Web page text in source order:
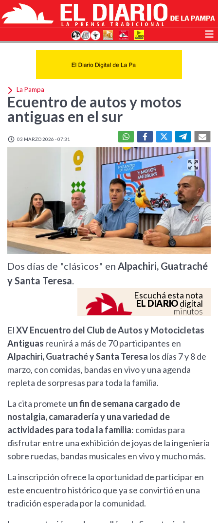
La Pampa
Ecuentro de autos y motos
antiguas en el sur
03 MARZO 2026 - 07:31
Dos días de "clásicos" en Alpachiri, Guatraché
y Santa Teresa.
Escuchá esta nota
EL DIARIOdigital
minutos
ElXV Encuentro del Club de Autos y Motocicletas
Antiguas reunirá a más de 70 participantes en
Alpachiri, Guatraché y Santa Teresa los días 7 y 8 de
marzo, con comidas, bandas en vivo y una agenda
repleta de sorpresas para toda la familia.
La cita promete un fin de semana cargado de
nostalgia, camaradería y una variedad de
actividades para toda la familia: comidas para
disfrutar entre una exhibición de joyas de la ingeniería
sobre ruedas, bandas musicales en vivo y mucho más.
La inscripción ofrece la oportunidad de participar en
este encuentro histórico que ya se convirtió en una
tradición esperada por la comunidad.